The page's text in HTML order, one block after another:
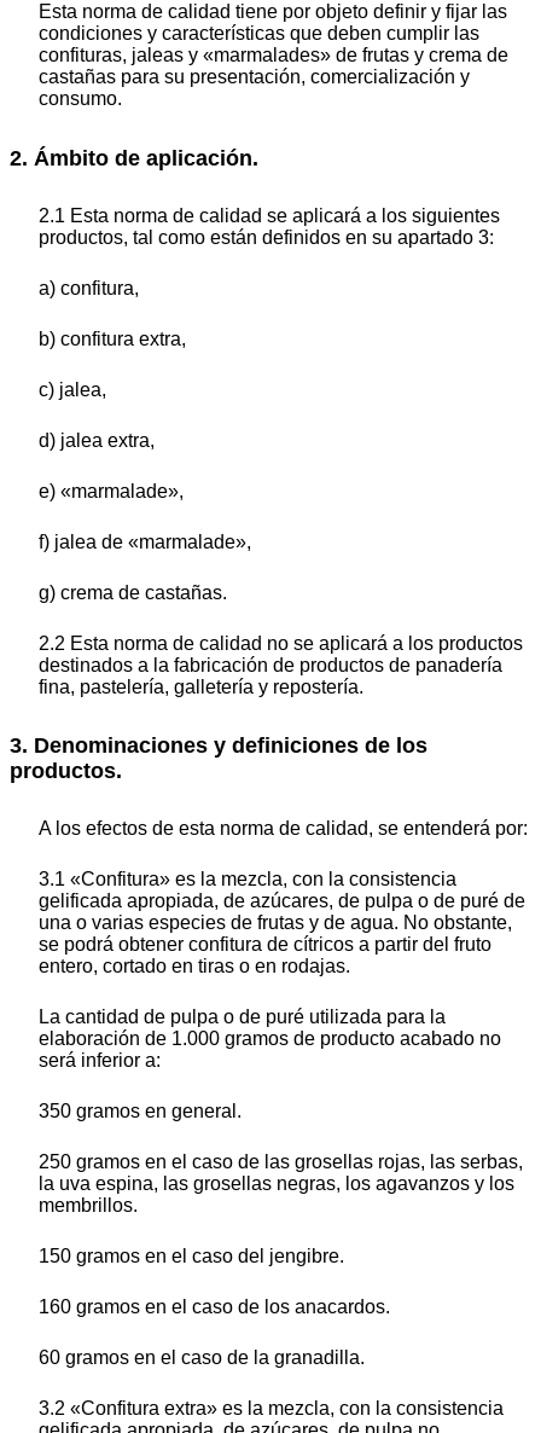
Esta norma de calidad tiene por objeto definir y fijar las
condiciones y características que deben cumplir las
confituras, jaleas y «marmalades» de frutas y crema de
castañas para su presentación, comercialización y
consumo.
2. Ámbito de aplicación.
2.1 Esta norma de calidad se aplicará a los siguientes
productos, tal como están definidos en su apartado 3:
a) confitura,
b) confitura extra,
c) jalea,
d) jalea extra,
e) «marmalade»,
f) jalea de «marmalade»,
g) crema de castañas.
2.2 Esta norma de calidad no se aplicará a los productos
destinados a la fabricación de productos de panadería
fina, pastelería, galletería y repostería.
3. Denominaciones y definiciones de los
productos.
A los efectos de esta norma de calidad, se entenderá por:
3.1 «Confitura» es la mezcla, con la consistencia
gelificada apropiada, de azúcares, de pulpa o de puré de
una o varias especies de frutas y de agua. No obstante,
se podrá obtener confitura de cítricos a partir del fruto
entero, cortado en tiras o en rodajas.
La cantidad de pulpa o de puré utilizada para la
elaboración de 1.000 gramos de producto acabado no
será inferior a:
350 gramos en general.
250 gramos en el caso de las grosellas rojas, las serbas,
la uva espina, las grosellas negras, los agavanzos y los
membrillos.
150 gramos en el caso del jengibre.
160 gramos en el caso de los anacardos.
60 gramos en el caso de la granadilla.
3.2 «Confitura extra» es la mezcla, con la consistencia